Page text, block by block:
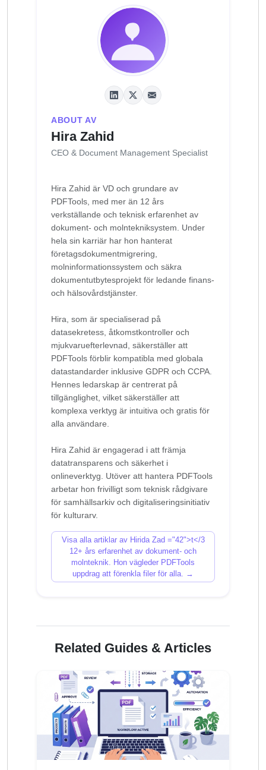
ABOUT AV
Hira Zahid
CEO & Document Management Specialist
Hira Zahid är VD och grundare av
PDFTools, med mer än 12 års
verkställande och teknisk erfarenhet av
dokument- och molntekniksystem. Under
hela sin karriär har hon hanterat
företagsdokumentmigrering,
molninformationssystem och säkra
dokumentutbytesprojekt för ledande finans-
och hälsovårdstjänster.
Hira, som är specialiserad på
datasekretess, åtkomstkontroller och
mjukvaruefterlevnad, säkerställer att
PDFTools förblir kompatibla med globala
datastandarder inklusive GDPR och CCPA.
Hennes ledarskap är centrerat på
tillgänglighet, vilket säkerställer att
komplexa verktyg är intuitiva och gratis för
alla användare.
Hira Zahid är engagerad i att främja
datatransparens och säkerhet i
onlineverktyg. Utöver att hantera PDFTools
arbetar hon frivilligt som teknisk rådgivare
för samhällsarkiv och digitaliseringsinitiativ
Visa alla artiklar av Hirida Zad ="42">t</3
12+ års erfarenhet av dokument- och
molnteknik. Hon vägleder PDFTools
uppdrag att förenkla filer för alla. →
Related Guides & Articles